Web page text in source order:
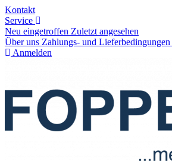
Kontakt
Service
Neu eingetroffen Zuletzt angesehen
Über uns Zahlungs- und Lieferbedingungen
Anmelden